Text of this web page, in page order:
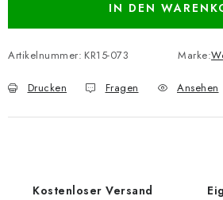
IN DEN
Artikelnummer: KR15-073 Marke:
Drucken Fragen Ansehen
Kostenloser Versand